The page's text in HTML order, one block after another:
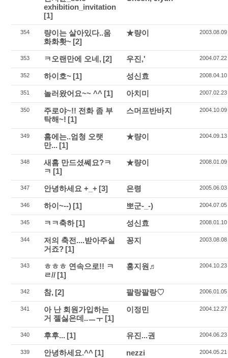
exhibition_invitation
[1]
354
량이는 살아있다..움
화화홧~ [2]
★량이 2003.08.09
353 ㅋ오랜만에 오네, [2] 우진,' 2004.07.22
352 하이호~ [1] 성신효 2008.04.10
351 놀러왔어요~~ ^^ [1] 아치미 2007.02.23
350
주로야~!! 전화 좀 부
탁해~! [1]
스머프반바지 2004.10.09
349
홈에는..엄청 오랫
만... [1]
★량이 2004.09.13
348
새홈 만드셨쎼요?ㅋ
ㅋ [1]
★량이 2008.01.09
347 안녕하세요 +_+ [3] 은령 2005.06.03
346 하이~--) [1] 뽀군-_-) 2004.07.05
345 ㅋㅋ축하[1] 성신효 2008.01.10
344
저의 축전....받아주실
거죠? [1]
꽁지 2003.08.08
343
ㅎㅎㅎ 연속으로!! ㅋ
ㄹ// [1]
홍지원♬ 2004.10.23
342 참, [2] 팔랑팔랑♡ 2006.01.05
341
아 난 회원가입하는
거 젤싫은데..ㅡㅜ [1]
이정민 2004.12.27
340 후후... [1] 유진...권 2004.06.23
339 안녕하세요.^^ [1] nezzi 2004.05.21